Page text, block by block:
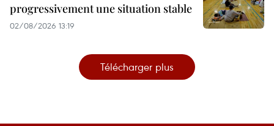
progressivement une situation stable
02/08/2026 13:19
Télécharger plus